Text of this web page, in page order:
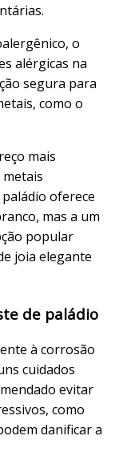
o
alérgicas na
segura para
como o
mais
oferece
mas a um
popular
joia elegante
de paládio
à corrosão
cuidados
evitar
como
danificar a